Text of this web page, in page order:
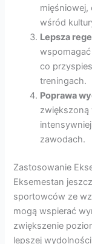
wśród
Lepsza
co
treningach.
Poprawa
zwiększoną
zawodach.
Zastosowanie
Eksemestan
sportowców ze
mogą wspierać
zwiększenie
lepszej